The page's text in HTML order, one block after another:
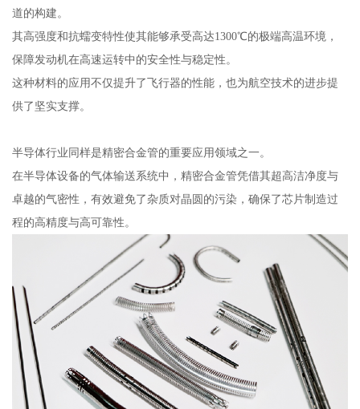
道的构建。
其高强度和抗蠕变特性使其能够承受高达1300℃的极端高温环境，
保障发动机在高速运转中的安全性与稳定性。
这种材料的应用不仅提升了飞行器的性能，也为航空技术的进步提
供了坚实支撑。
半导体行业同样是精密合金管的重要应用领域之一。
在半导体设备的气体输送系统中，精密合金管凭借其超高洁净度与
卓越的气密性，有效避免了杂质对晶圆的污染，确保了芯片制造过
程的高精度与高可靠性。